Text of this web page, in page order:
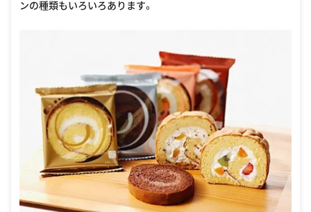
ンの種類もいろいろあります。